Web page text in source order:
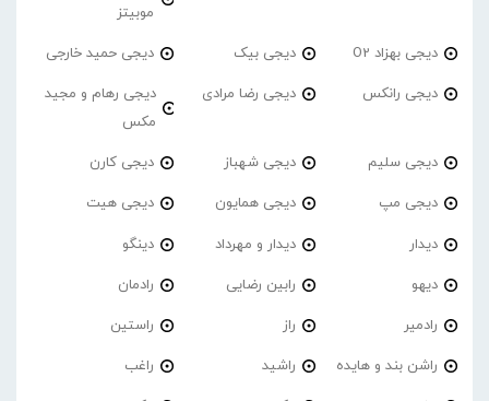
موبیتز
دیجی بهزاد O2 دیجی بیک دیجی حمید خارجی
دیجی رانکس دیجی رضا مرادی
دیجی رهام و مجید
مکس
دیجی سلیم دیجی شهباز دیجی کارن
دیجی مپ دیجی همایون دیجی هیت
دیدار دیدار و مهرداد دینگو
دیهو رابین رضایی رادمان
رادمیر راز راستین
راشن بند و هایده راشید راغب